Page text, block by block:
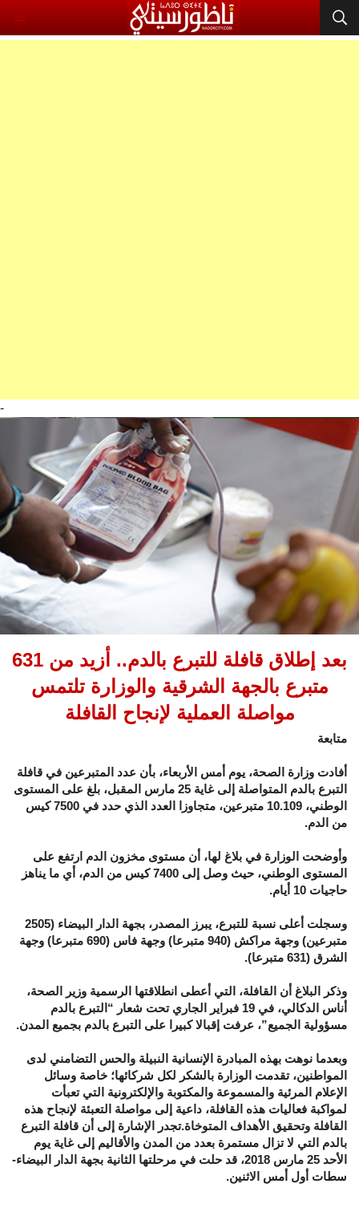
-
بعد إطلاق قافلة للتبرع بالدم.. أزيد من 631
متبرع بالجهة الشرقية والوزارة تلتمس
مواصلة العملية لإنجاح القافلة
متابعة
أفادت وزارة الصحة، يوم أمس الأربعاء، بأن عدد المتبرعين في قافلة
التبرع بالدم المتواصلة إلى غاية 25 مارس المقبل، بلغ على المستوى
الوطني، 10.109 متبرعين، متجاوزا العدد الذي حدد في 7500 كيس
من الدم.
وأوضحت الوزارة في بلاغ لها، أن مستوى مخزون الدم ارتفع على
المستوى الوطني، حيث وصل إلى 7400 كيس من الدم، أي ما يناهز
حاجيات 10 أيام.
وسجلت أعلى نسبة للتبرع، يبرز المصدر، بجهة الدار البيضاء (2505
متبرعين) وجهة مراكش (940 متبرعا) وجهة فاس (690 متبرعا) وجهة
الشرق (631 متبرعا).
وذكر البلاغ أن القافلة، التي أعطى انطلاقتها الرسمية وزير الصحة،
أناس الدكالي، في 19 فبراير الجاري تحت شعار “التبرع بالدم
مسؤولية الجميع”، عرفت إقبالا كبيرا على التبرع بالدم بجميع المدن.
وبعدما نوهت بهذه المبادرة الإنسانية النبيلة والحس التضامني لدى
المواطنين، تقدمت الوزارة بالشكر لكل شركائها؛ خاصة وسائل
الإعلام المرئية والمسموعة والمكتوبة والإلكترونية التي تعبأت
لمواكبة فعاليات هذه القافلة، داعية إلى مواصلة التعبئة لإنجاح هذه
القافلة وتحقيق الأهداف المتوخاة.تجدر الإشارة إلى أن قافلة التبرع
بالدم التي لا تزال مستمرة بعدد من المدن والأقاليم إلى غاية يوم
الأحد 25 مارس 2018، قد حلت في مرحلتها الثانية بجهة الدار البيضاء-
سطات أول أمس الاثنين.